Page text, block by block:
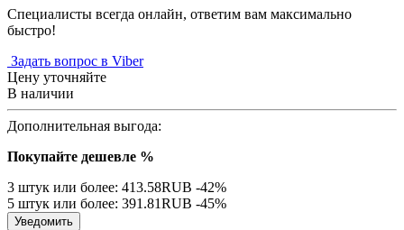
Специалисты всегда онлайн, ответим вам максимально
быстро!
Задать вопрос в Viber
Цену уточняйте
В наличии
Дополнительная выгода:
Покупайте дешевле %
3 штук или более: 413.58RUB -42%
5 штук или более: 391.81RUB -45%
Уведомить